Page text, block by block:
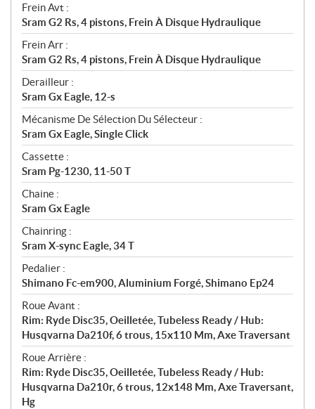
Frein Avt :
Sram G2 Rs, 4 pistons, Frein À Disque Hydraulique
Frein Arr :
Sram G2 Rs, 4 pistons, Frein À Disque Hydraulique
Derailleur :
Sram Gx Eagle, 12-s
Mécanisme De Sélection Du Sélecteur :
Sram Gx Eagle, Single Click
Cassette :
Sram Pg-1230, 11-50 T
Chaine :
Sram Gx Eagle
Chainring :
Sram X-sync Eagle, 34 T
Pedalier :
Shimano Fc-em900, Aluminium Forgé, Shimano Ep24
Roue Avant :
Rim: Ryde Disc35, Oeilletée, Tubeless Ready / Hub:
Husqvarna Da210f, 6 trous, 15x110 Mm, Axe Traversant
Roue Arrière :
Rim: Ryde Disc35, Oeilletée, Tubeless Ready / Hub:
Husqvarna Da210r, 6 trous, 12x148 Mm, Axe Traversant,
Hg